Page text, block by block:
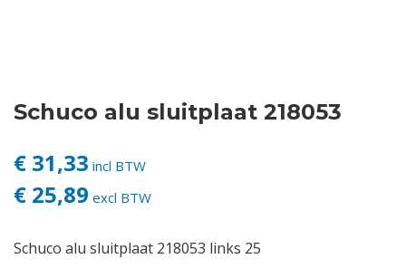
Vacatures
Schuco alu sluitplaat 218053
€ 31,33 incl BTW
€ 25,89 excl BTW
Schuco alu sluitplaat 218053 links 25